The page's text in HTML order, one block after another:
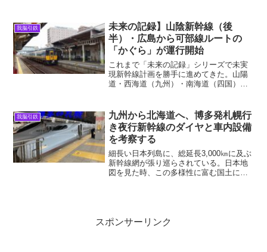
線開業日の様子を伝える新聞記事が偶然
手に...
我脳引鉄
未来の記録】山陰新幹線（後
半）・広島から可部線ルートの
「かぐら」が運行開始
これまで「未来の記録」シリーズで未実
現新幹線計画を勝手に進めてきた。山陽
道・西海道（九州）・南海道（四国）と
ひとまずは完成する。最終的な山陰新幹
線は文字通り「東西二本立て...
我脳引鉄
九州から北海道へ、博多発札幌行
き夜行新幹線のダイヤと車内設備
を考察する
細長い日本列島に、総延長3,000㎞に及ぶ
新幹線網が張り巡らされている。日本地
図を見た時、この多様性に富む国土に九
スポンサーリンク